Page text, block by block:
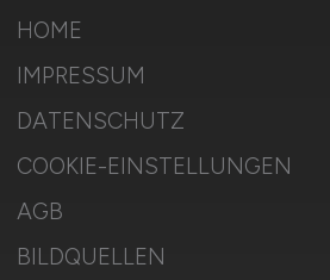
HOME
IMPRESSUM
DATENSCHUTZ
COOKIE-EINSTELLUNGEN
AGB
BILDQUELLEN